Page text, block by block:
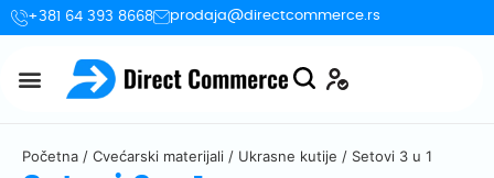
+381 64 393 8668 prodaja@directcommerce.rs
Početna / Cvećarski materijali / Ukrasne kutije / Setovi 3 u 1